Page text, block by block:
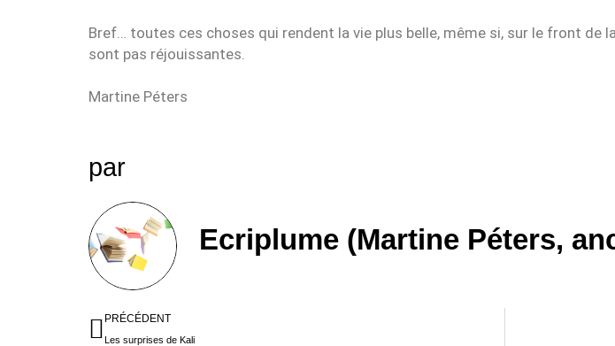
Bref… toutes ces choses qui rendent la vie plus belle, même si, sur le front de
sont pas réjouissantes.
Martine Péters
par
Ecriplume (Martine Péters,
Précédent
PRÉCÉDENT
Les surprises de Kali